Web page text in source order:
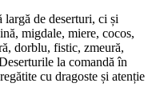
de deserturi, ci și
migdale, miere, cocos,
dorblu, fistic, zmeură,
la comandă în
cu dragoste și atenție